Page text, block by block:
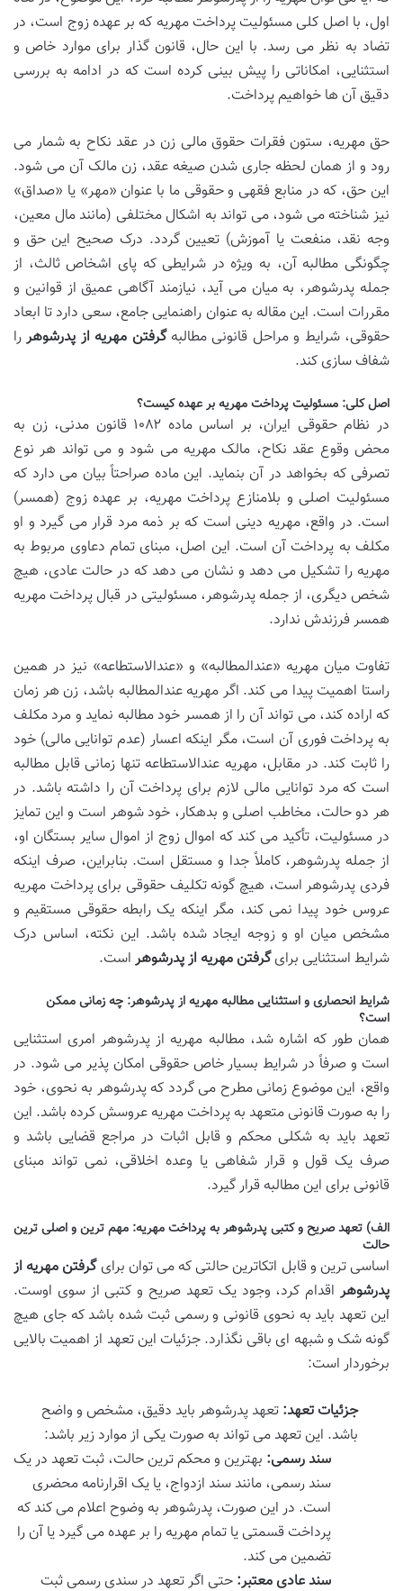
اول، با اصل کلی مسئولیت پرداخت مهریه که بر عهده زوج است، در
تضاد به نظر می رسد. با این حال، قانون گذار برای موارد خاص و
استثنایی، امکاناتی را پیش بینی کرده است که در ادامه به بررسی
دقیق آن ها خواهیم پرداخت.
حق مهریه، ستون فقرات حقوق مالی زن در عقد نکاح به شمار می
رود و از همان لحظه جاری شدن صیغه عقد، زن مالک آن می شود.
این حق، که در منابع فقهی و حقوقی ما با عنوان «مهر» یا «صداق»
نیز شناخته می شود، می تواند به اشکال مختلفی (مانند مال معین،
وجه نقد، منفعت یا آموزش) تعیین گردد. درک صحیح این حق و
چگونگی مطالبه آن، به ویژه در شرایطی که پای اشخاص ثالث، از
جمله پدرشوهر، به میان می آید، نیازمند آگاهی عمیق از قوانین و
مقررات است. این مقاله به عنوان راهنمایی جامع، سعی دارد تا ابعاد
حقوقی، شرایط و مراحل قانونی مطالبهگرفتن مهریه از پدرشوهررا
شفاف سازی کند.
اصل کلی: مسئولیت پرداخت مهریه بر عهده کیست؟
در نظام حقوقی ایران، بر اساس ماده ۱۰۸۲ قانون مدنی، زن به
محض وقوع عقد نکاح، مالک مهریه می شود و می تواند هر نوع
تصرفی که بخواهد در آن بنماید. این ماده صراحتاً بیان می دارد که
مسئولیت اصلی و بلامنازع پرداخت مهریه، بر عهده زوج (همسر)
است. در واقع، مهریه دینی است که بر ذمه مرد قرار می گیرد و او
مکلف به پرداخت آن است. این اصل، مبنای تمام دعاوی مربوط به
مهریه را تشکیل می دهد و نشان می دهد که در حالت عادی، هیچ
شخص دیگری، از جمله پدرشوهر، مسئولیتی در قبال پرداخت مهریه
همسر فرزندش ندارد.
تفاوت میان مهریه «عندالمطالبه» و «عندالاستطاعه» نیز در همین
راستا اهمیت پیدا می کند. اگر مهریه عندالمطالبه باشد، زن هر زمان
که اراده کند، می تواند آن را از همسر خود مطالبه نماید و مرد مکلف
به پرداخت فوری آن است، مگر اینکه اعسار (عدم توانایی مالی) خود
را ثابت کند. در مقابل، مهریه عندالاستطاعه تنها زمانی قابل مطالبه
است که مرد توانایی مالی لازم برای پرداخت آن را داشته باشد. در
هر دو حالت، مخاطب اصلی و بدهکار، خود شوهر است و این تمایز
در مسئولیت، تأکید می کند که اموال زوج از اموال سایر بستگان او،
از جمله پدرشوهر، کاملاً جدا و مستقل است. بنابراین، صرف اینکه
فردی پدرشوهر است، هیچ گونه تکلیف حقوقی برای پرداخت مهریه
عروس خود پیدا نمی کند، مگر اینکه یک رابطه حقوقی مستقیم و
مشخص میان او و زوجه ایجاد شده باشد. این نکته، اساس درک
شرایط استثنایی برایگرفتن مهریه از پدرشوهر است.
شرایط انحصاری و استثنایی مطالبه مهریه از پدرشوهر: چه زمانی ممکن
است؟
همان طور که اشاره شد، مطالبه مهریه از پدرشوهر امری استثنایی
است و صرفاً در شرایط بسیار خاص حقوقی امکان پذیر می شود. در
واقع، این موضوع زمانی مطرح می گردد که پدرشوهر به نحوی، خود
را به صورت قانونی متعهد به پرداخت مهریه عروسش کرده باشد. این
تعهد باید به شکلی محکم و قابل اثبات در مراجع قضایی باشد و
صرف یک قول و قرار شفاهی یا وعده اخلاقی، نمی تواند مبنای
قانونی برای این مطالبه قرار گیرد.
الف) تعهد صریح و کتبی پدرشوهر به پرداخت مهریه: مهم ترین و اصلی ترین
حالت
اساسی ترین و قابل اتکاترین حالتی که می توان برایگرفتن مهریه از
پدرشوهر اقدام کرد، وجود یک تعهد صریح و کتبی از سوی اوست.
این تعهد باید به نحوی قانونی و رسمی ثبت شده باشد که جای هیچ
گونه شک و شبهه ای باقی نگذارد. جزئیات این تعهد از اهمیت بالایی
برخوردار است:
جزئیات تعهد: تعهد پدرشوهر باید دقیق، مشخص و واضح
باشد. این تعهد می تواند به صورت یکی از موارد زیر باشد:
سند رسمی: بهترین و محکم ترین حالت، ثبت تعهد در یک
سند رسمی، مانند سند ازدواج، یا یک اقرارنامه محضری
است. در این صورت، پدرشوهر به وضوح اعلام می کند که
پرداخت قسمتی یا تمام مهریه را بر عهده می گیرد یا آن را
تضمین می کند.
سند عادی معتبر: حتی اگر تعهد در سندی رسمی ثبت